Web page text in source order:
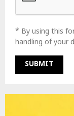
* By using this
handling of your